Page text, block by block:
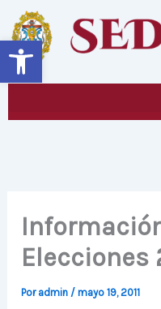
Abrir barra de
contenido
Elecciones
Por admin /mayo 19, 2011